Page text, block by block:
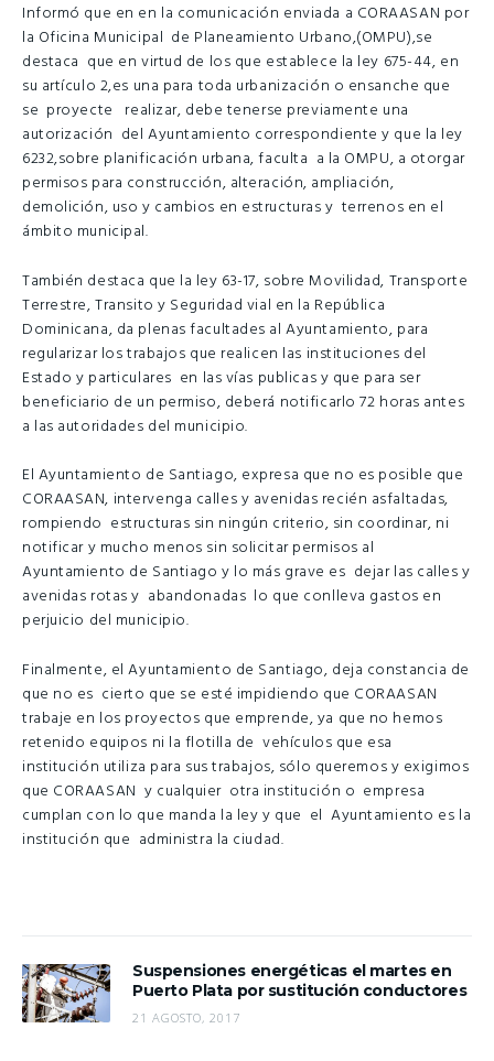
Informó que en en la comunicación enviada a CORAASAN por
la Oficina Municipal de Planeamiento Urbano,(OMPU),se
destaca que en virtud de los que establece la ley 675-44, en
su artículo 2,es una para toda urbanización o ensanche que
se proyecte realizar, debe tenerse previamente una
autorización del Ayuntamiento correspondiente y que la ley
6232,sobre planificación urbana, faculta a la OMPU, a otorgar
permisos para construcción, alteración, ampliación,
demolición, uso y cambios en estructuras y terrenos en el
ámbito municipal.
También destaca que la ley 63-17, sobre Movilidad, Transporte
Terrestre, Transito y Seguridad vial en la República
Dominicana, da plenas facultades al Ayuntamiento, para
regularizar los trabajos que realicen las instituciones del
Estado y particulares en las vías publicas y que para ser
beneficiario de un permiso, deberá notificarlo 72 horas antes
a las autoridades del municipio.
El Ayuntamiento de Santiago, expresa que no es posible que
CORAASAN, intervenga calles y avenidas recién asfaltadas,
rompiendo estructuras sin ningún criterio, sin coordinar, ni
notificar y mucho menos sin solicitar permisos al
Ayuntamiento de Santiago y lo más grave es dejar las calles y
avenidas rotas y abandonadas lo que conlleva gastos en
perjuicio del municipio.
Finalmente, el Ayuntamiento de Santiago, deja constancia de
que no es cierto que se esté impidiendo que CORAASAN
trabaje en los proyectos que emprende, ya que no hemos
retenido equipos ni la flotilla de vehículos que esa
institución utiliza para sus trabajos, sólo queremos y exigimos
que CORAASAN y cualquier otra institución o empresa
cumplan con lo que manda la ley y que el Ayuntamiento es la
institución que administra la ciudad.
Suspensiones energéticas el martes en
Puerto Plata por sustitución conductores
21 AGOSTO, 2017